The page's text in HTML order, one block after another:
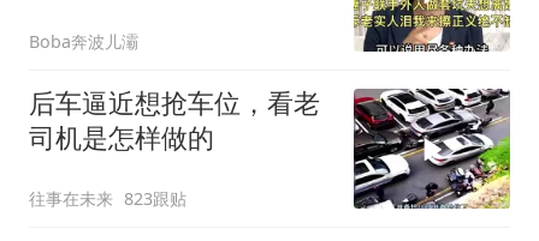
Boba奔波儿灞
后车逼近想抢车位，看老
司机是怎样做的
往事在未来 823跟贴